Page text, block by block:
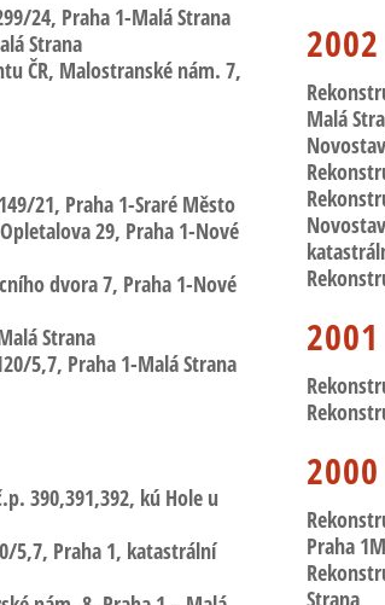
24, Praha 1-Malá Strana
Strana
ČR, Malostranské nám. 7,
21, Praha 1-Sraré Město
29, Praha 1-Nové
dvora 7, Praha 1-Nové
Strana
5,7, Praha 1-Malá Strana
390,391,392, kú Hole u
5,7, Praha 1, katastrální
2002
Malá
2001
2000
Praha
Strana